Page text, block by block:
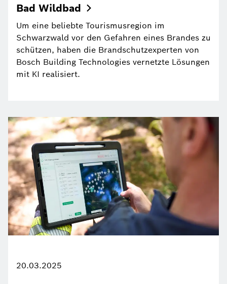
Bad Wildbad
Um eine beliebte Tourismusregion im
Schwarzwald vor den Gefahren eines Brandes zu
schützen, haben die Brandschutzexperten von
Bosch Building Technologies vernetzte Lösungen
mit KI realisiert.
20.03.2025